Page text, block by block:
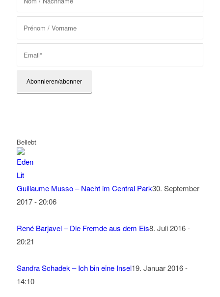
Beliebt
Guillaume Musso – Nacht im Central Park30. September
2017 - 20:06
René Barjavel – Die Fremde aus dem Eis8. Juli 2016 -
20:21
Sandra Schadek – Ich bin eine Insel19. Januar 2016 -
14:10